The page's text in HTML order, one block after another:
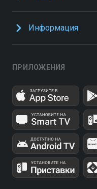
Информация
ПРИЛОЖЕНИЯ